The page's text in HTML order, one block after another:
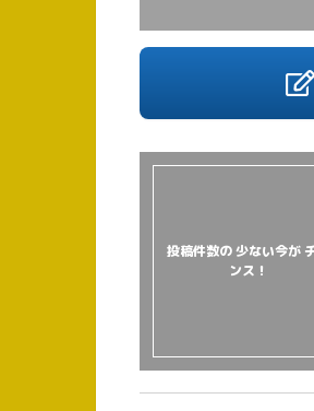
投稿件数の 少ない今が
ンス！